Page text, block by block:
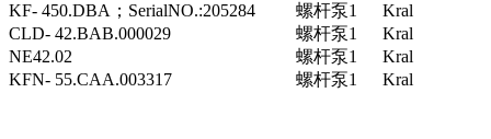
KF- 450.DBA；SerialNO.:205284
螺杆泵1
Kral
CLD- 42.BAB.000029
螺杆泵1
Kral
NE42.02
螺杆泵1
Kral
KFN- 55.CAA.003317
螺杆泵1 Kral